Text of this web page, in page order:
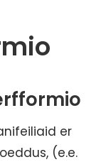
er
(e.e.